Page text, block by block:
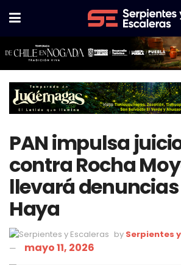
PAN impulsa
contra Rocha
llevará denuncias
Haya
by Serpientes
mayo 11, 2026